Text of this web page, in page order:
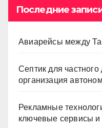
Последние
Авиарейсы между
Септик для
организация
Рекламные
ключевые сервисы